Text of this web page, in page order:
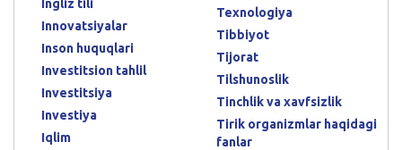
Ingliz tili
Innovatsiyalar
Inson huquqlari
Investitsion tahlil
Investitsiya
Investiya
Iqlim
Texnologiya
Tibbiyot
Tijorat
Tilshunoslik
Tinchlik va xavfsizlik
Tirik organizmlar haqidagi
fanlar